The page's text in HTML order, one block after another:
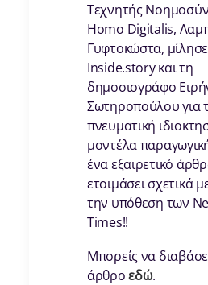
Τεχνητής
Homo Digitalis,
Γυφτοκώστα,
Inside.story και τη
δημοσιογράφο
Σωτηροπούλου για
πνευματική
μοντέλα
ένα εξαιρετικό
ετοιμάσει σχετικά
την υπόθεση των
Times!!
Μπορείς να
άρθροεδώ.